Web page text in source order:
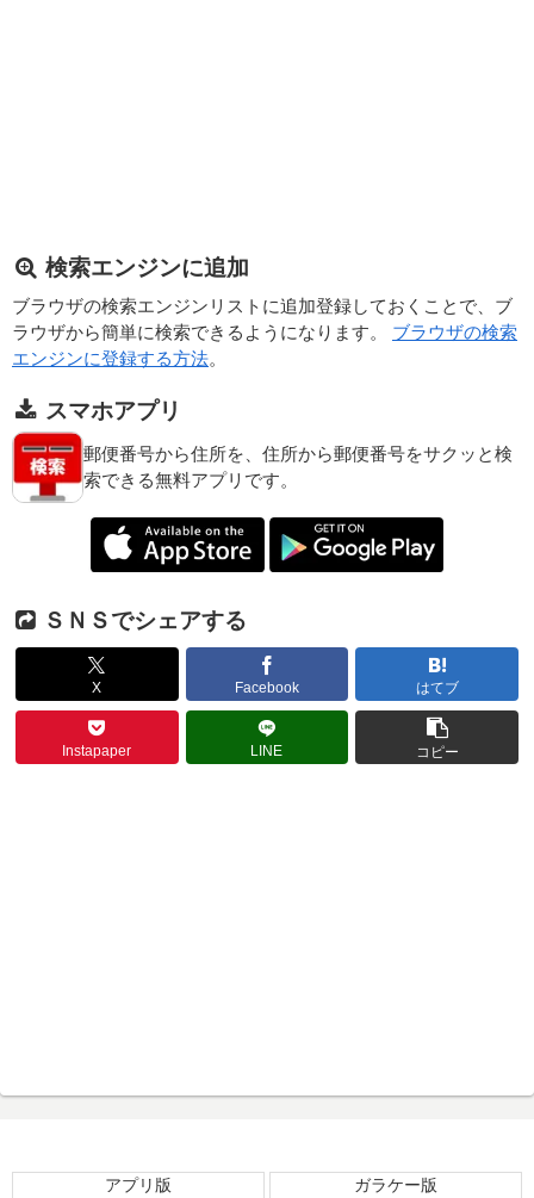
検索エンジンに追加
ブラウザの検索エンジンリストに追加登録しておくことで、ブ
ラウザから簡単に検索できるようになります。 ブラウザの検索
エンジンに登録する方法。
スマホアプリ
郵便番号から住所を、住所から郵便番号をサクッと検
索できる無料アプリです。
ＳＮＳでシェアする
X Facebook はてブ
Instapaper LINE コピー
アプリ版 ガラケー版